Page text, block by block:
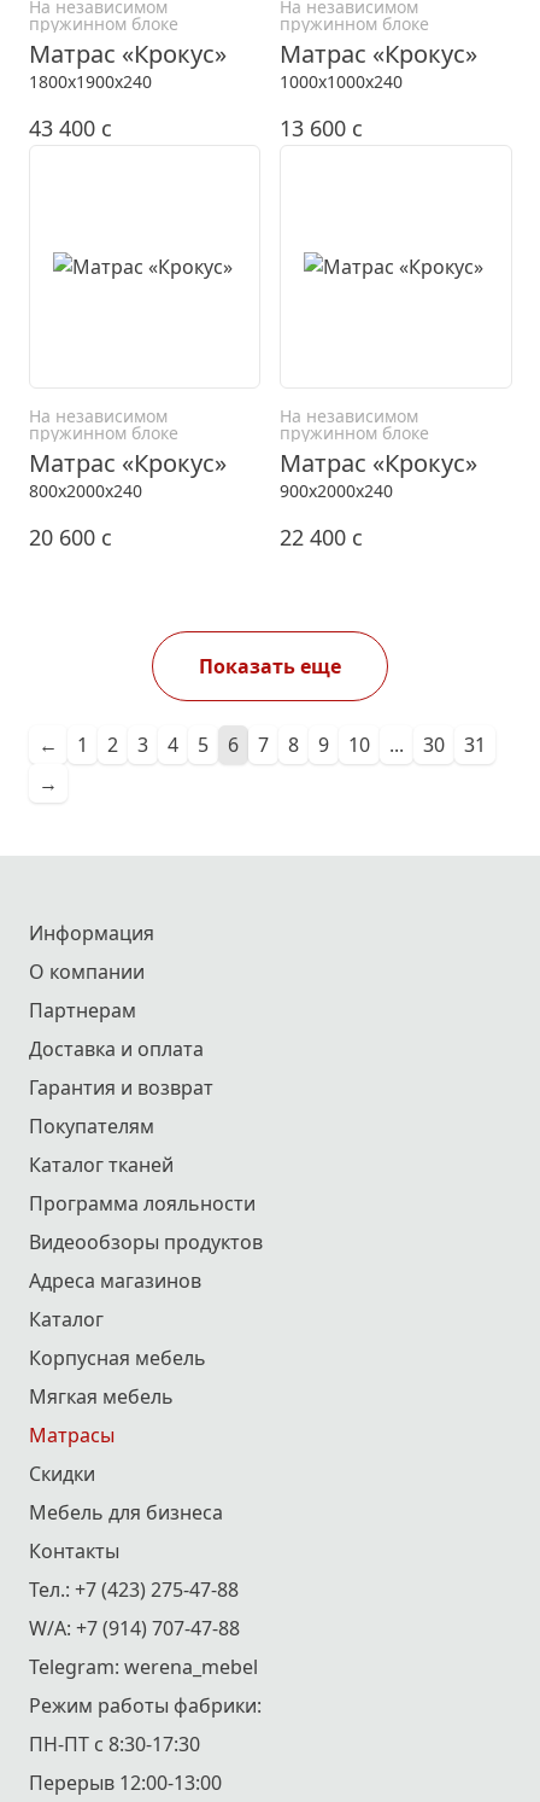
На независимом
пружинном блоке
Матрас «Крокус»
1800x1900x240
43 400 c
На независимом
пружинном блоке
Матрас «Крокус»
1000x1000x240
13 600 c
На независимом
пружинном блоке
Матрас «Крокус»
800x2000x240
20 600 c
На независимом
пружинном блоке
Матрас «Крокус»
900x2000x240
22 400 c
Показать еще
← 1 2 3 4 5 6 7 8 9 10 ... 30
31
→
Информация
О компании
Партнерам
Доставка и оплата
Гарантия и возврат
Покупателям
Каталог тканей
Программа лояльности
Видеообзоры продуктов
Адреса магазинов
Каталог
Корпусная мебель
Мягкая мебель
Матрасы
Скидки
Мебель для бизнеса
Контакты
Тел.: +7 (423) 275-47-88
W/A: +7 (914) 707-47-88
Telegram: werena_mebel
Режим работы фабрики:
ПН-ПТ с 8:30-17:30
Перерыв 12:00-13:00